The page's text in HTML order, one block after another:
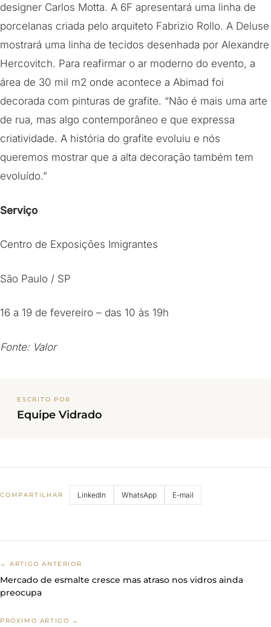
designer Carlos Motta. A 6F apresentará uma linha de
porcelanas criada pelo arquiteto Fabrizio Rollo. A Deluse
mostrará uma linha de tecidos desenhada por Alexandre
Hercovitch. Para reafirmar o ar moderno do evento, a
área de 30 mil m2 onde acontece a Abimad foi
decorada com pinturas de grafite. “Não é mais uma arte
de rua, mas algo contemporâneo e que expressa
criatividade. A história do grafite evoluiu e nós
queremos mostrar que a alta decoração também tem
evoluído.”
Serviço
Centro de Exposições Imigrantes
São Paulo / SP
16 a 19 de fevereiro – das 10 às 19h
Fonte: Valor
ESCRITO POR
Equipe Vidrado
COMPARTILHAR LinkedIn WhatsApp E-mail
← ARTIGO ANTERIOR
Mercado de esmalte cresce mas atraso nos vidros ainda
preocupa
PRÓXIMO ARTIGO →